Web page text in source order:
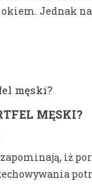
okiem. Jednak
MĘSKI?
iż